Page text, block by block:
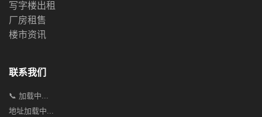
写字楼出租
厂房租售
楼市资讯
联系我们
📞 加载中...
地址加载中...